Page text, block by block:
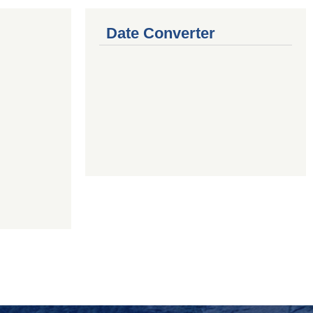
Date Converter